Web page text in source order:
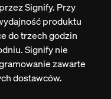
Signify. Przy
produktu
do trzech godzin
Signify nie
zawarte
dostawców.